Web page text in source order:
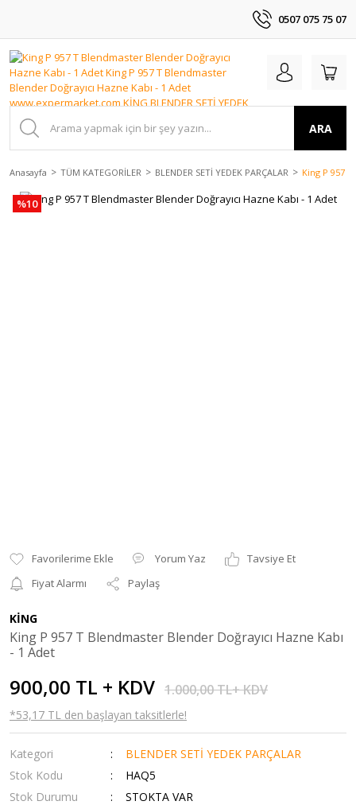
0507 075 75 07
ARA
Anasayfa TÜM KATEGORİLER BLENDER SETİ YEDEK PARÇALAR King P 957
%10
Yorum Yaz
Tavsiye Et
Fiyat Alarmı
Paylaş
KİNG
King P 957 T Blendmaster Blender Doğrayıcı Hazne Kabı
- 1 Adet
900,00 TL + KDV 1.000,00 TL+ KDV
*53,17 TL den başlayan taksitlerle!
Kategori
BLENDER SETİ YEDEK PARÇALAR
Stok Kodu
HAQ5
Stok Durumu
STOKTA VAR